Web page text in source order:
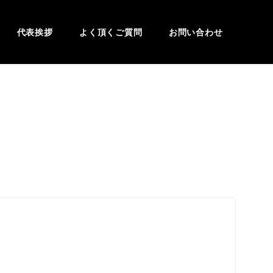
代表挨拶 よく頂くご質問 お問い合わせ